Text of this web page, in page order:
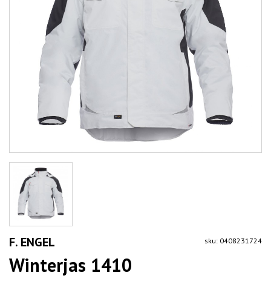
F. ENGEL sku: 0408231724
Winterjas 1410